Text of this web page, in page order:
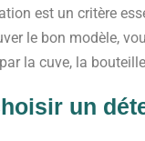
est un critère
le bon modèle,
la cuve, la
un